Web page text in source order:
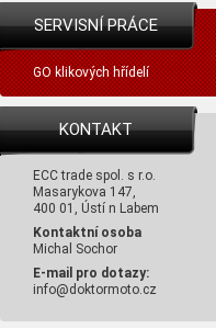
SERVISNÍ PRÁCE
GO klikových hřídelí
KONTAKT
ECC trade spol. s r.o.
Masarykova 147,
400 01, Ústí n Labem
Kontaktní osoba
Michal Sochor
E-mail pro dotazy:
info@doktormoto.cz